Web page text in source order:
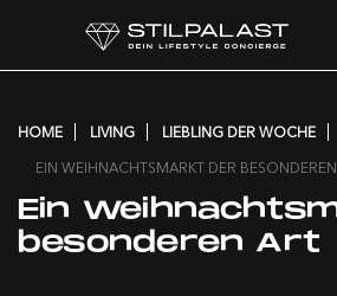
HOME LIVING
LIEBLING DER WOCHE
EIN WEIHNACHTSMARKT DER
Ein
besonderen Art